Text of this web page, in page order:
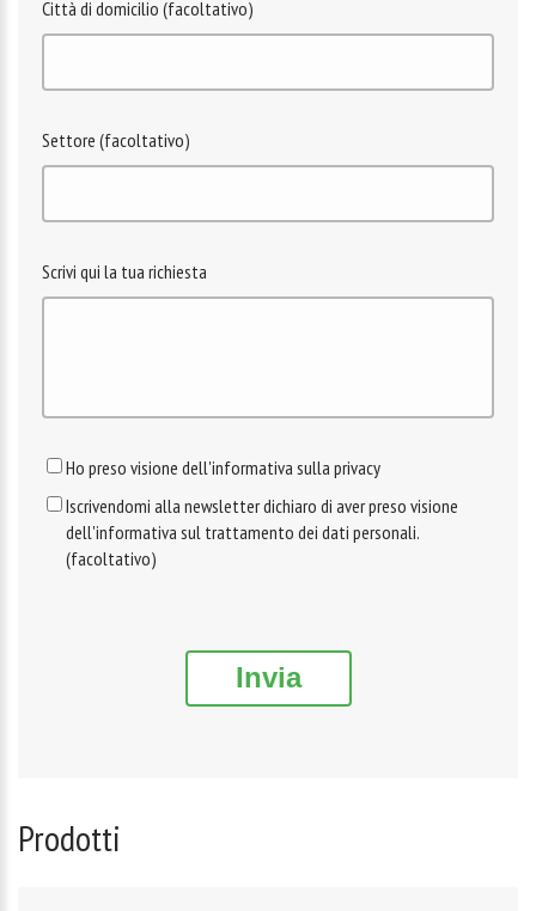
Città di domicilio (facoltativo)
Settore (facoltativo)
Scrivi qui la tua richiesta
Ho preso visione dell'informativa sulla privacy
Iscrivendomi alla newsletter dichiaro di aver preso visione
dell'informativa sul trattamento dei dati personali.
(facoltativo)
Invia
Prodotti